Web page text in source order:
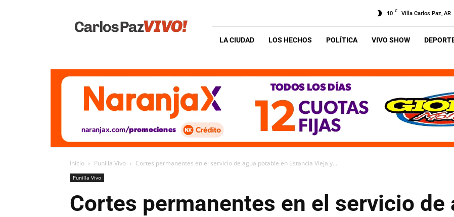
Vivo
10 C Villa Carlos Paz, AR
LA CIUDAD LOS HECHOS POLÍTICA VIVO SHOW
Inicio Punilla Vivo Cortes permanentes en el servicio de agua potable en Estancia Vieja y...
Punilla Vivo
Cortes permanentes en el servicio de